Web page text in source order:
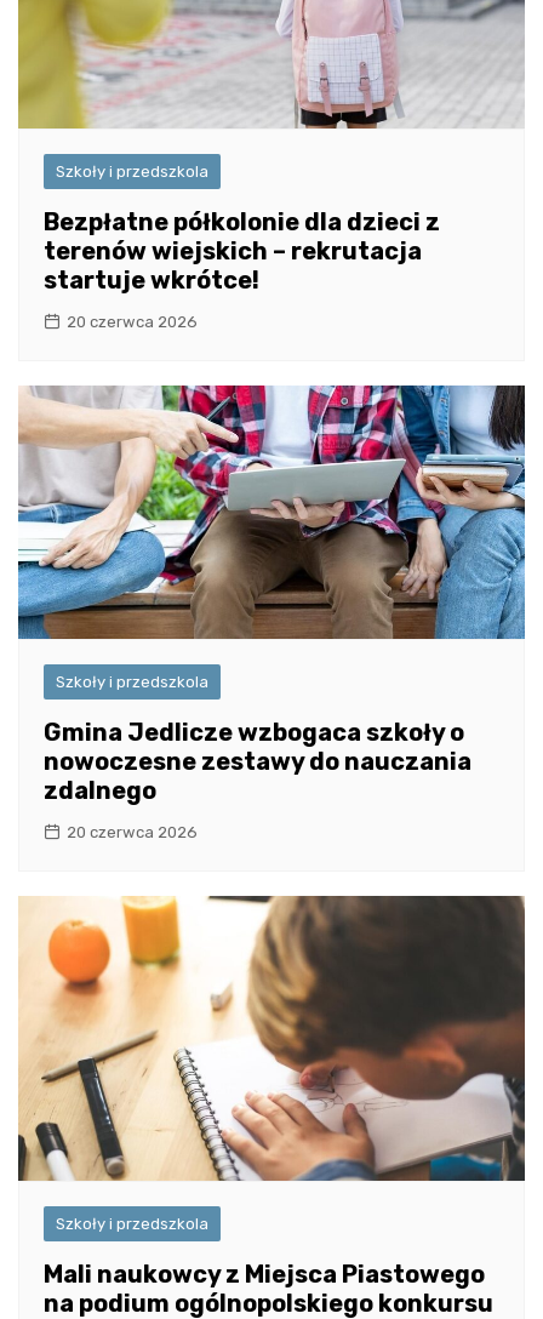
Szkoły i przedszkola
Bezpłatne półkolonie dla dzieci z
terenów wiejskich – rekrutacja
startuje wkrótce!
20 czerwca 2026
Szkoły i przedszkola
Gmina Jedlicze wzbogaca szkoły o
nowoczesne zestawy do nauczania
zdalnego
20 czerwca 2026
Szkoły i przedszkola
Mali naukowcy z Miejsca Piastowego
na podium ogólnopolskiego konkursu